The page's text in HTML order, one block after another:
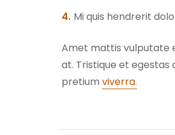
Mi quis hendrerit
Amet mattis vulputate
at. Tristique et egestas
pretium viverra.